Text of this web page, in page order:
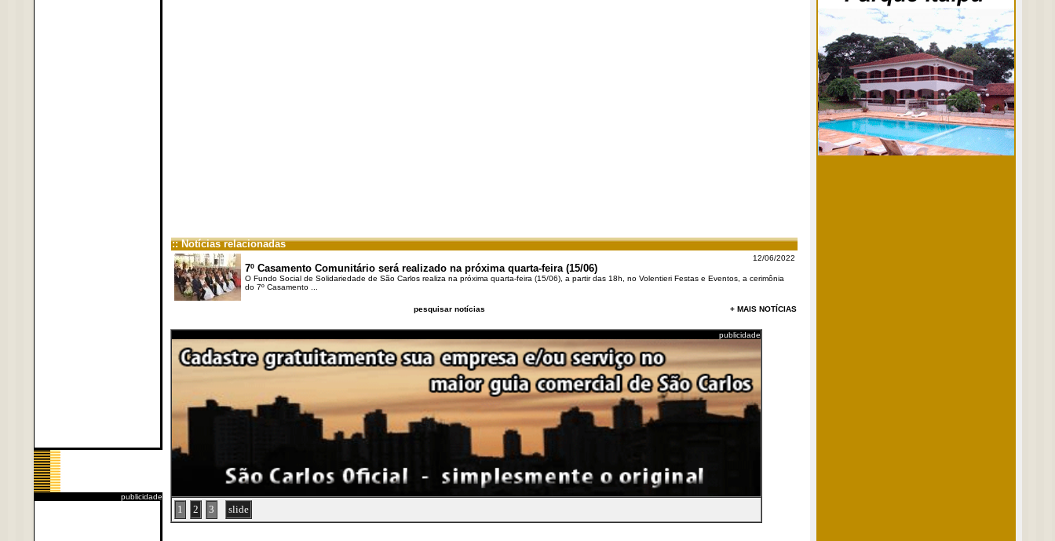
publicidade
:: Notícias relacionadas
12/06/2022
7º Casamento Comunitário será realizado na próxima quarta-feira (15/06)
O Fundo Social de Solidariedade de São Carlos realiza na próxima quarta-feira (15/06), a partir das 18h, no Volentieri Festas e Eventos, a cerimônia
do 7º Casamento ...
pesquisar notícias + MAIS NOTÍCIAS
publicidade
1 2 3 slide